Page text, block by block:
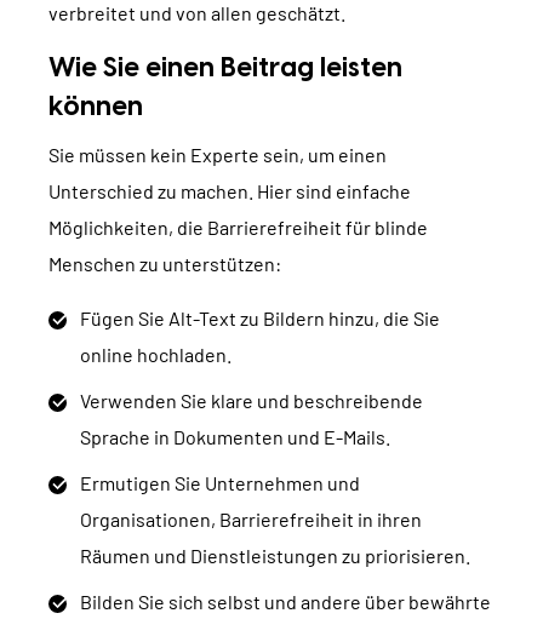
verbreitet und von allen geschätzt.
Wie Sie einen Beitrag leisten
können
Sie müssen kein Experte sein, um einen
Unterschied zu machen. Hier sind einfache
Möglichkeiten, die Barrierefreiheit für blinde
Menschen zu unterstützen:
Fügen Sie Alt-Text zu Bildern hinzu, die Sie
online hochladen.
Verwenden Sie klare und beschreibende
Sprache in Dokumenten und E-Mails.
Ermutigen Sie Unternehmen und
Organisationen, Barrierefreiheit in ihren
Räumen und Dienstleistungen zu priorisieren.
Bilden Sie sich selbst und andere über bewährte